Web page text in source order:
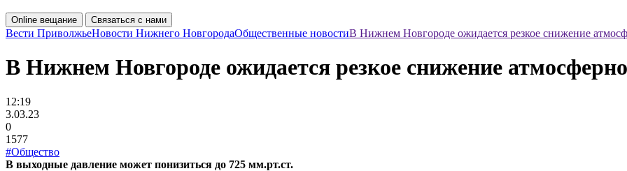
Online вещание Связаться с нами
Вести ПриволжьеНовости Нижнего НовгородаОбщественные новостиВ Нижнем Новгороде ожидается резкое снижение
В Нижнем Новгороде ожидается резкое снижение
12:19
3.03.23
0
1577
#Общество
В выходные давление может понизиться до 725 мм.рт.ст.